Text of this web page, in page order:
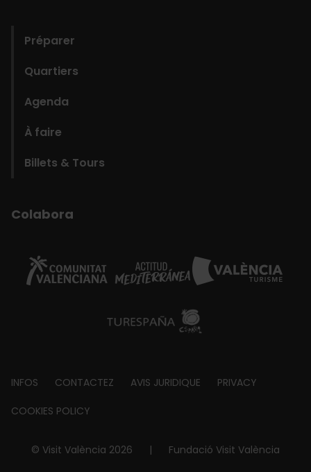
Préparer
Quartiers
Agenda
À faire
Billets & Tours
Colabora
Footer
about
INFOS CONTACTEZ AVIS JURIDIQUE PRIVACY
COOKIES POLICY
© Visit València 2026 | Fundació Visit València